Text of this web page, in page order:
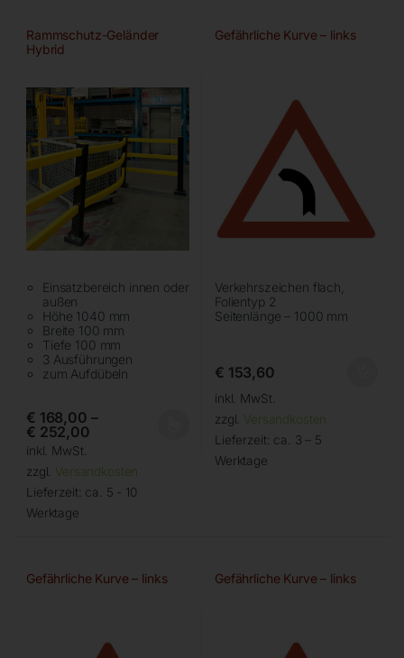
Rammschutz-Geländer
Hybrid
Einsatzbereich innen oder
außen
Höhe 1040 mm
Breite 100 mm
Tiefe 100 mm
3 Ausführungen
zum Aufdübeln
€ 168,00 –
€ 252,00
inkl. MwSt.
zzgl. Versandkosten
Lieferzeit: ca. 5 - 10
Werktage
Gefährliche Kurve – links
Verkehrszeichen flach,
Folientyp 2
Seitenlänge – 1000 mm
€ 153,60
inkl. MwSt.
zzgl. Versandkosten
Lieferzeit: ca. 3 – 5
Werktage
Gefährliche Kurve – links Gefährliche Kurve – links